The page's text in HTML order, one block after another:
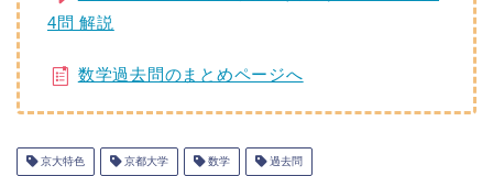
4問 解説
数学過去問のまとめページへ
京大特色 京都大学 数学 過去問